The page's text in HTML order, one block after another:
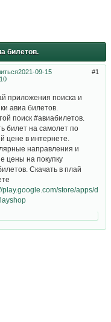
билетов.
1
2021-09-15
приложения поиска и
авиа билетов.
поиск #авиабилетов.
билет на самолет по
цене в интернете.
направления и
цены на покупку
Скачать в плай
play.google.com/store/apps/deta